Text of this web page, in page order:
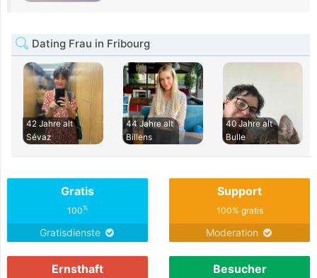
Dating Frau in Fribourg
42 Jahre alt
Sévaz
44 Jahre alt
Billens
40 Jahre alt
Bulle
Gratis
100%
Gratisdienste
Support
100% gratis
Moderation
Ernsthaft Besucher